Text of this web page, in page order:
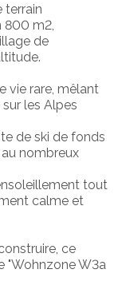
terrain
800 m2,
de
vie rare, mêlant
les Alpes
de ski de fonds
nombreux
tout
calme et
ce
"Wohnzone W3a